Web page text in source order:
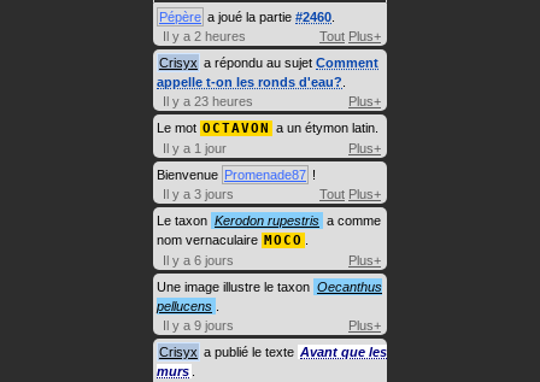
Pépère a joué la partie #2460
Il y a 2 heures
Tout Plus+
Crisyx a répondu au sujet Comment
appelle t-on les ronds d'eau?
Il y a 23 heures
Plus+
Le mot OCTAVON
a un étymon latin.
Il y a 1 jour
Plus+
Bienvenue Promenade87 !
Il y a 3 jours
Tout Plus+
Le taxon Kerodon rupestris a comme
nom vernaculaire MOCO
Il y a 6 jours
Plus+
Une image illustre le taxon Oecanthus
pellucens
Il y a 9 jours
Plus+
Crisyx a publié le texte Avant que les
murs